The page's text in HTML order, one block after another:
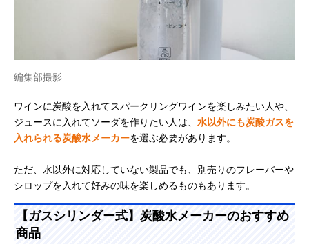
編集部撮影
ワインに炭酸を入れてスパークリングワインを楽しみたい人や、
ジュースに入れてソーダを作りたい人は、 水以外にも炭酸ガスを
入れられる炭酸水メーカーを選ぶ必要があります。
ただ、水以外に対応していない製品でも、別売りのフレーバーや
シロップを入れて好みの味を楽しめるものもあります。
【ガスシリンダー式】炭酸水メーカーのおすすめ
商品